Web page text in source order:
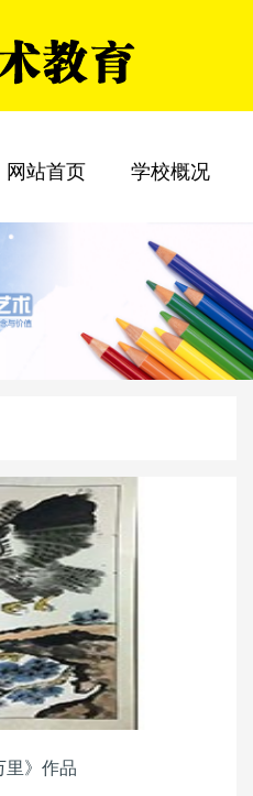
网站首页 学校概况
里》作品